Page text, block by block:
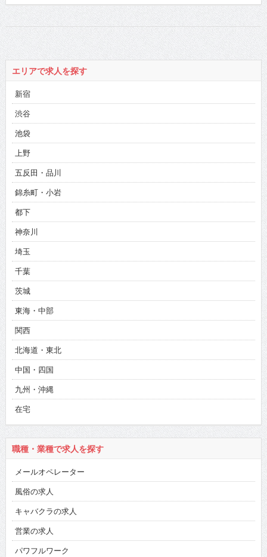
エリアで求人を探す
新宿
渋谷
池袋
上野
五反田・品川
錦糸町・小岩
都下
神奈川
埼玉
千葉
茨城
東海・中部
関西
北海道・東北
中国・四国
九州・沖縄
在宅
職種・業種で求人を探す
メールオペレーター
風俗の求人
キャバクラの求人
営業の求人
パワフルワーク